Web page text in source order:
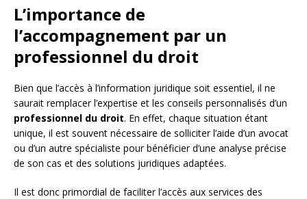
L’importance de
l’accompagnement par un
professionnel du droit
Bien que l’accès à l’information juridique soit essentiel, il ne
saurait remplacer l’expertise et les conseils personnalisés d’un
professionnel du droit. En effet, chaque situation étant
unique, il est souvent nécessaire de solliciter l’aide d’un avocat
ou d’un autre spécialiste pour bénéficier d’une analyse précise
de son cas et des solutions juridiques adaptées.
Il est donc primordial de faciliter l’accès aux services des